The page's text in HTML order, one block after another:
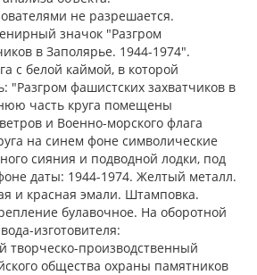
не разрешается.
значок "Разгром
в Заполярье. 1944-1974".
с белой каймой, в которой
"Разгром фашистских захватчиков в
часть круга помещены
и Военно-морского флага
на синем фоне символические
сияния и подводной лодки, под
даты: 1944-1974. Желтый металл.
и красная эмали. Штамповка.
булавочное. На оборотной
изготовителя:
творческо-производственный
общества охраны памятников